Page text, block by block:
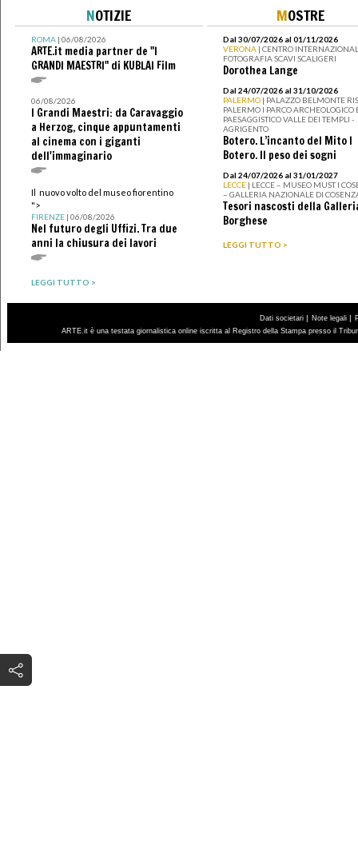
NOTIZIE
ROMA| 06/08/2026
ARTE.it media partner de "I
GRANDI MAESTRI" di KUBLAI Film
06/08/2026
I Grandi Maestri: da Caravaggio
a Herzog, cinque appuntamenti
al cinema con i giganti
dell'immaginario
Il nuovo volto del museo fiorentino
">
FIRENZE| 06/08/2026
Nel futuro degli Uffizi. Tra due
anni la chiusura dei lavori
LEGGI TUTTO >
MOSTRE
Dal 30/07/2026 al 01/11/2026
VERONA | CENTRO
FOTOGRAFIA SCAVI SCALIGERI
Dorothea Lange
Dal 24/07/2026 al 31/10/2026
PALERMO | PALAZZO BELMONTE
PALERMO I PARCO ARCHEOLOGICO
PAESAGGISTICO VALLE DEI TEMPLI -
AGRIGENTO
Botero. L’incanto del Mito I
Botero. Il peso dei sogni
Dal 24/07/2026 al 31/01/2027
LECCE | LECCE – MUSEO MUST I
– GALLERIA NAZIONALE DI
Tesori nascosti della
Borghese
LEGGI TUTTO >
Dati societari | Note legali |
ARTE.it è una testata giornalistica online iscritta al Registro della Stampa presso il